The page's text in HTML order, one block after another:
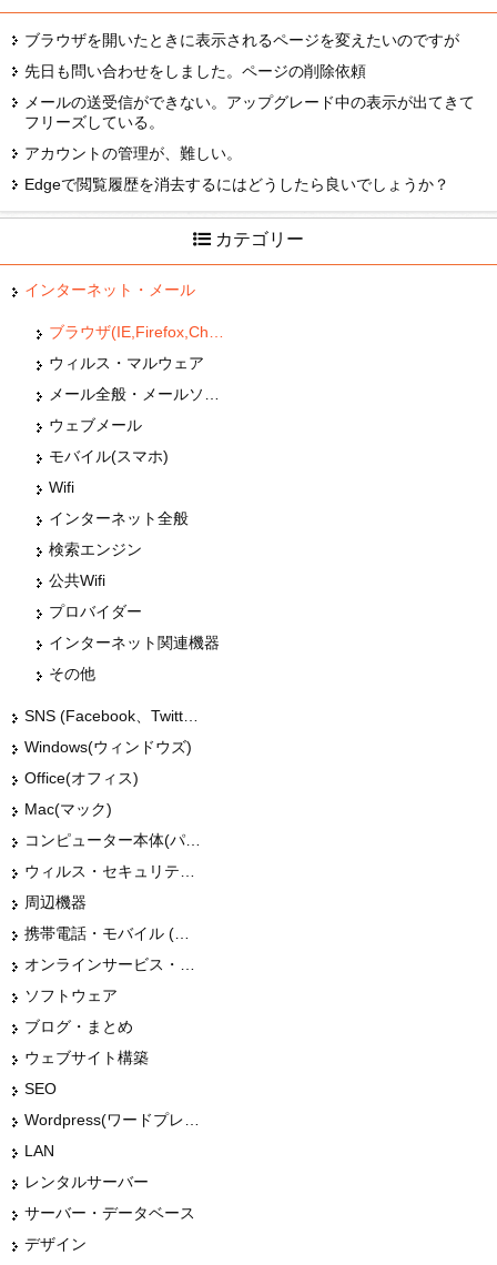
ブラウザを開いたときに表示されるページを変えたいのですが
先日も問い合わせをしました。ページの削除依頼
メールの送受信ができない。アップグレード中の表示が出てきて
フリーズしている。
アカウントの管理が、難しい。
Edgeで閲覧履歴を消去するにはどうしたら良いでしょうか？
カテゴリー
インターネット・メール
ウィルス・マルウェア
ウェブメール
モバイル(スマホ)
Wifi
インターネット全般
検索エンジン
公共Wifi
プロバイダー
インターネット関連機器
その他
Windows(ウィンドウズ)
Office(オフィス)
Mac(マック)
周辺機器
ソフトウェア
ブログ・まとめ
ウェブサイト構築
SEO
LAN
レンタルサーバー
サーバー・データベース
デザイン